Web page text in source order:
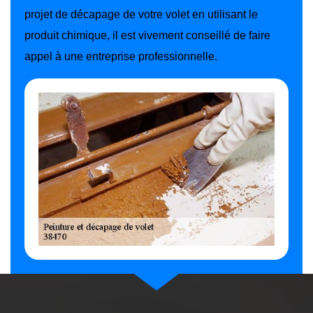
projet de décapage de votre volet en utilisant le
produit chimique, il est vivement conseillé de faire
appel à une entreprise professionnelle.